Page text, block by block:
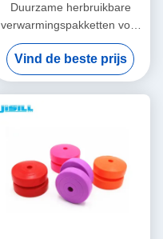
Duurzame herbruikbare
verwarmingspakketten voor
geïsoleerde lunchzakken
verwarmt tot 55 graden
Vind de beste prijs